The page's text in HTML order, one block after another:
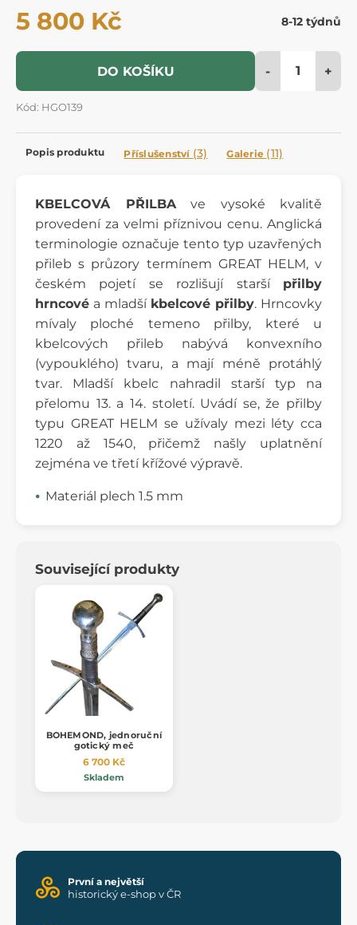
5 800 Kč 8-12 týdnů
DO KOŠÍKU - +
Kód: HGO139
Popis produktu Příslušenství (3) Galerie (11)
KBELCOVÁ PŘILBAve vysoké kvalitě
provedení za velmi příznivou cenu. Anglická
terminologie označuje tento typ uzavřených
přileb s průzory termínem GREAT HELM, v
českém pojetí se rozlišují starší přilby
hrncové a mladší kbelcové přilby. Hrncovky
mívaly ploché temeno přilby, které u
kbelcových přileb nabývá konvexního
(vypouklého) tvaru, a mají méně protáhlý
tvar. Mladší kbelc nahradil starší typ na
přelomu 13. a 14. století. Uvádí se, že přilby
typu GREAT HELM se užívaly mezi léty cca
1220 až 1540, přičemž našly uplatnění
zejména ve třetí křížové výpravě.
Materiál plech 1.5 mm
Související produkty
BOHEMOND, jednoruční
gotický meč
6 700 Kč
Skladem
První a největší
historický e-shop v ČR